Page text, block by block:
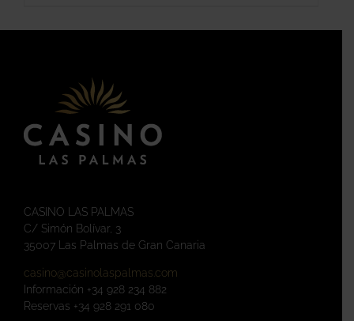
CASINO LAS PALMAS
C/ Simón Bolívar, 3
35007 Las Palmas de Gran Canaria
casino@casinolaspalmas.com
Información +34 928 234 882
Reservas +34 928 291 080